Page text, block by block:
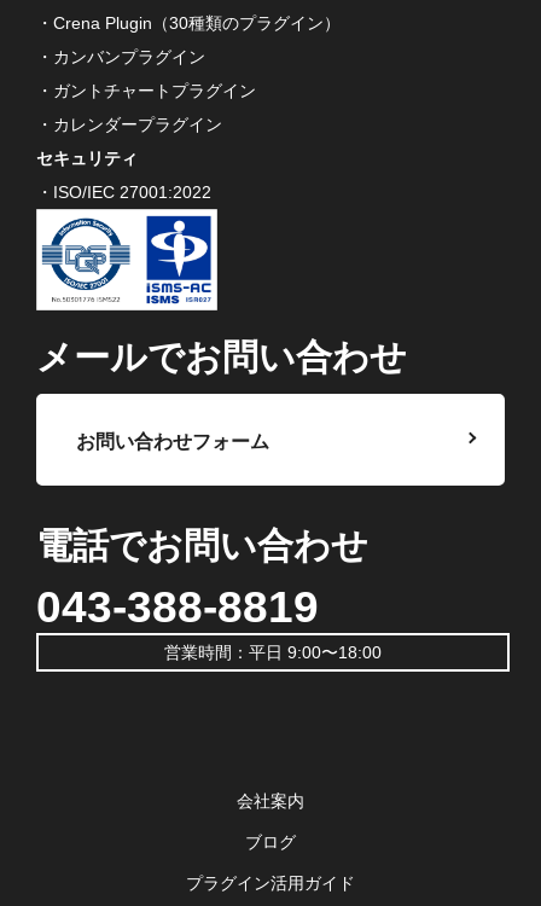
・Crena Plugin（30種類のプラグイン）
・カンバンプラグイン
・ガントチャートプラグイン
・カレンダープラグイン
セキュリティ
・ISO/IEC 27001:2022
メールでお問い合わせ
お問い合わせフォーム
電話でお問い合わせ
043-388-8819
営業時間：平日 9:00〜18:00
会社案内
ブログ
プラグイン活用ガイド